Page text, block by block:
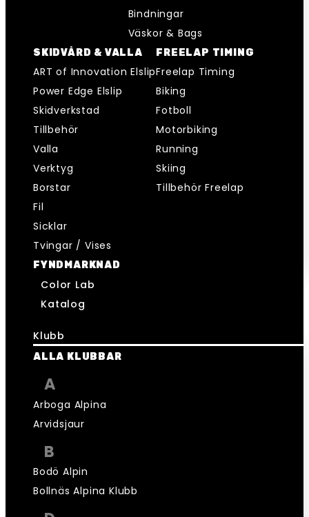
Bindningar
Väskor & Bags
SKIDVÅRD & VALLA
ART of Innovation Elslip
Power Edge Elslip
Skidverkstad
Tillbehör
Valla
Verktyg
Borstar
Fil
Sicklar
Tvingar / Vises
FREELAP TIMING
Freelap Timing
Biking
Fotboll
Motorbiking
Running
Skiing
Tillbehör Freelap
FYNDMARKNAD
Color Lab
Katalog
Klubb
ALLA KLUBBAR
A
Arboga Alpina
Arvidsjaur
B
Bodö Alpin
Bollnäs Alpina Klubb